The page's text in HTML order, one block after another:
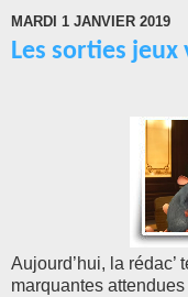
MARDI 1 JANVIER 2019
Les sorties
Aujourd’hui, la
marquantes